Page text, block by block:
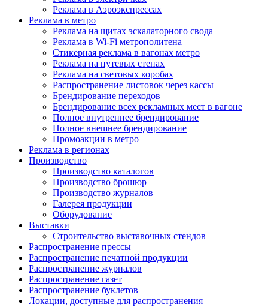
Реклама в Аэроэкспрессах
Реклама в метро
Реклама на щитах эскалаторного свода
Реклама в Wi-Fi метрополитена
Стикерная реклама в вагонах метро
Реклама на путевых стенах
Реклама на световых коробах
Распространение листовок через кассы
Брендирование переходов
Брендирование всех рекламных мест в вагоне
Полное внутреннее брендирование
Полное внешнее брендирование
Промоакции в метро
Реклама в регионах
Производство
Производство каталогов
Производство брошюр
Производство журналов
Галерея продукции
Оборудование
Выставки
Строительство выставочных стендов
Распространение прессы
Распространение печатной продукции
Распространение журналов
Распространение газет
Распространение буклетов
Локации, доступные для распространения